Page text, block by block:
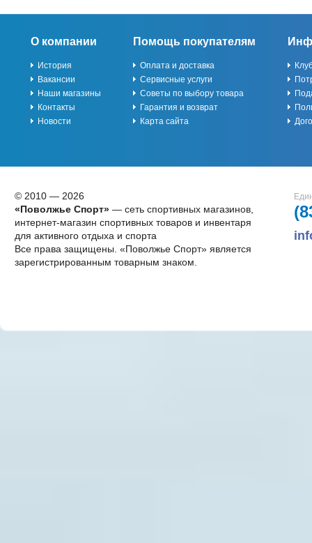
О компании
История
Вакансии
Наши магазины
Контакты
Новости
Помощь покупателям
Оплата и доставка
Сервисные услуги
Советы по выбору товара
Гарантия и возврат
Карта сайта
© 2010 — 2026
«Поволжье Спорт»— сеть спортивных магазинов,
интернет-магазин спортивных товаров и инвентаря
для активного отдыха и спорта
Все права защищены. «Поволжье Спорт» является
зарегистрированным товарным знаком.